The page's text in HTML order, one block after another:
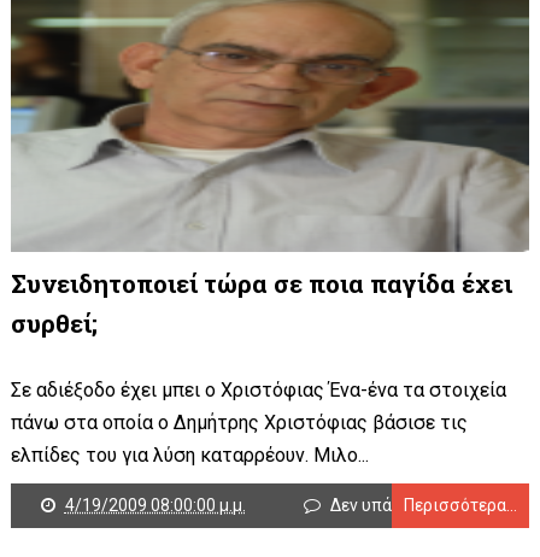
Συνειδητοποιεί τώρα σε ποια παγίδα έχει
συρθεί;
Σε αδιέξοδο έχει μπει ο Χριστόφιας Ένα-ένα τα στοιχεία
πάνω στα οποία ο Δημήτρης Χριστόφιας βάσισε τις
ελπίδες του για λύση καταρρέουν. Μιλο...
4/19/2009 08:00:00 μ.μ. Δεν υπάρχουν σχόλια
Περισσότερα...